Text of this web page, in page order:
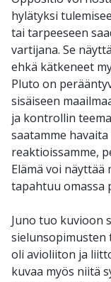
hylätyksi
tai tarpeeseen
vartijana. Se
ehkä kätkeneet
Pluto on
sisäiseen
ja kontrollin
saatamme
reaktioissamme,
Elämä voi
tapahtuu omassa
Juno tuo kuvioon
sielunsopimusten
oli avioliiton ja
kuvaa myös niitä